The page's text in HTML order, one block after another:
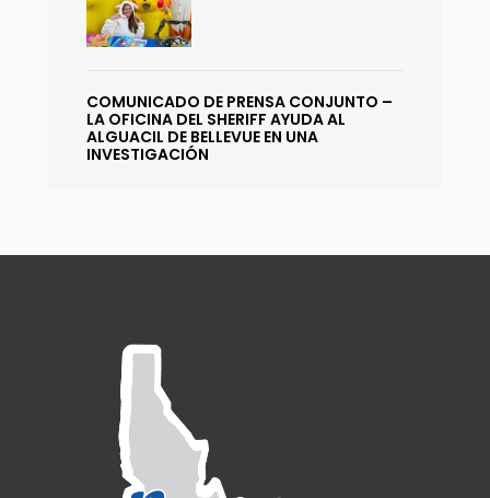
COMUNICADO DE PRENSA CONJUNTO –
LA OFICINA DEL SHERIFF AYUDA AL
ALGUACIL DE BELLEVUE EN UNA
INVESTIGACIÓN